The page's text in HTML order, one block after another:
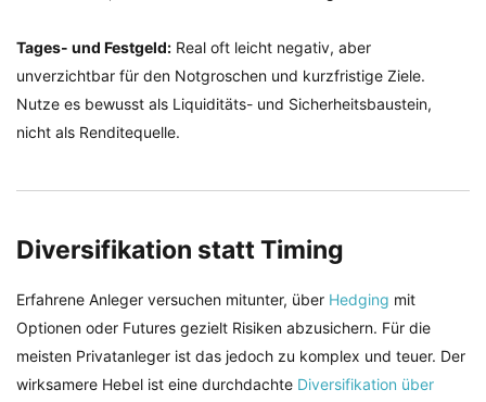
Tages- und Festgeld: Real oft leicht negativ, aber
unverzichtbar für den Notgroschen und kurzfristige Ziele.
Nutze es bewusst als Liquiditäts- und Sicherheitsbaustein,
nicht als Renditequelle.
Diversifikation statt Timing
Erfahrene Anleger versuchen mitunter, über Hedging mit
Optionen oder Futures gezielt Risiken abzusichern. Für die
meisten Privatanleger ist das jedoch zu komplex und teuer. Der
wirksamere Hebel ist eine durchdachte Diversifikation über